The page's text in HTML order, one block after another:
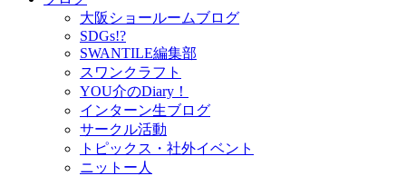
大阪ショールームブログ
SDGs!?
SWANTILE編集部
スワンクラフト
YOU介のDiary！
インターン生ブログ
サークル活動
トピックス・社外イベント
ニットー人